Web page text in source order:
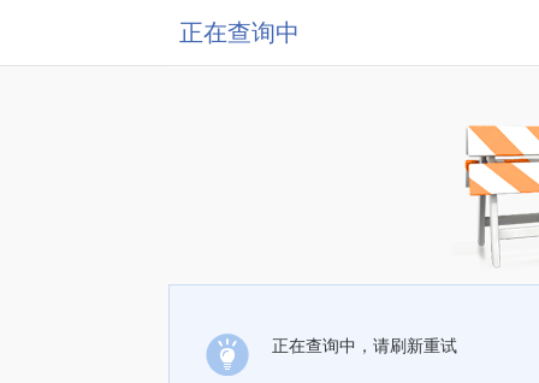
正在查询中
正在查询中，请刷新重试